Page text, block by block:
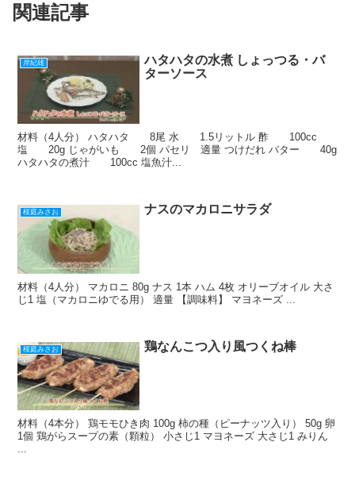
o
k
関連記事
岸紀雄
ハタハタの水煮 しょっつる・バ
ターソース
材料（4人分） ハタハタ 8尾 水 1.5リットル 酢 100cc
塩 20g じゃがいも 2個 パセリ 適量 つけだれ バター 40g
ハタハタの煮汁 100cc 塩魚汁...
桜庭みさお ナスのマカロニサラダ
材料（4人分） マカロニ 80g ナス 1本 ハム 4枚 オリーブオイル 大さ
じ1 塩（マカロニゆでる用） 適量 【調味料】 マヨネーズ ...
桜庭みさお 鶏なんこつ入り風つくね棒
材料（4本分） 鶏モモひき肉 100g 柿の種（ピーナッツ入り） 50g 卵
1個 鶏がらスープの素（顆粒） 小さじ1 マヨネーズ 大さじ1 みりん
...